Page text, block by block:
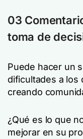
03
toma de
Puede hacer un
dificultades a los
creando
¿Qué es lo que
mejorar en su